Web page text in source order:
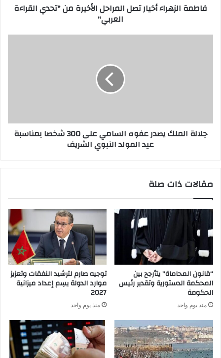
فاطمة الزهراء أخيار تصل المراحل الأخيرة من "تحدي القراءة
العربي"
جلالة الملك يصدر عفوه السامي على 300 شخصا بمناسبة
عيد المولد النبوي الشريف
مقالات ذات صلة
“قانون المحاماة” يتأرجح بين
المحكمة الدستورية وتقدير رئيس
الحكومة
منذ يوم واحد
توجيه صارم لترشيد النفقات وتعزيز
موارد الدولة يسِم إعداد ميزانية
2027
منذ يوم واحد